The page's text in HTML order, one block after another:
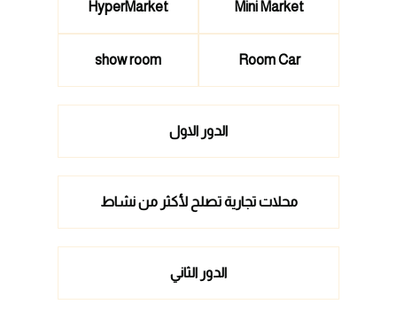
Mini Market
HyperMarket
Room Car
show room
الدور الاول
محلات تجارية تصلح لأكثر من نشاط
الدور الثاني